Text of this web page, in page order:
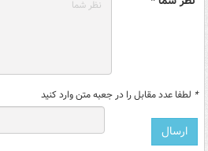
* لطفا عدد مقابل را در جعبه متن وارد کنید